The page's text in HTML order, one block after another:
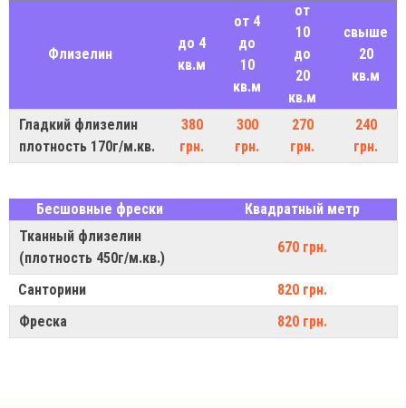
Флизелин
до 4
кв.м
от 4
до
10
кв.м
от
10
до
20
кв.м
свыше
20
кв.м
Гладкий флизелин
плотность 170г/м.кв.
380
грн.
300
грн.
270
грн.
240
грн.
Бесшовные фрески
Квадратный метр
Тканный флизелин
(плотность 450г/м.кв.)
670 грн.
Санторини
820 грн.
Фреска
820 грн.